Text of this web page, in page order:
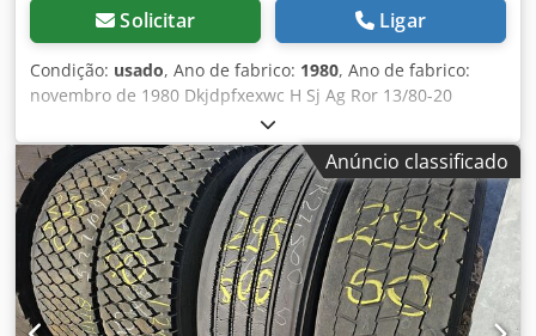
Solicitar Ligar
Condição: usado, Ano de fabrico: 1980, Ano de fabrico:
novembro de 1980 Dkjdpfxexwc H Sj Ag Ror 13/80-20
Anúncio classificado